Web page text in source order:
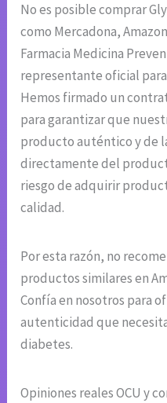
No es posible comprar
como Mercadona,
Farmacia Medicina
representante oficial
Hemos firmado un
para garantizar que
producto auténtico y de
directamente del
riesgo de adquirir
calidad.
Por esta razón, no
productos similares en
Confía en nosotros para
autenticidad que
diabetes.
Opiniones reales OCU y